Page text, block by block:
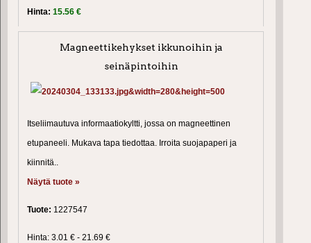
Hinta: 15.56 €
Magneettikehykset ikkunoihin ja
seinäpintoihin
Itseliimautuva informaatiokyltti, jossa on magneettinen
etupaneeli. Mukava tapa tiedottaa. Irroita suojapaperi ja
kiinnitä..
Näytä tuote »
Tuote: 1227547
Hinta: 3.01 € - 21.69 €